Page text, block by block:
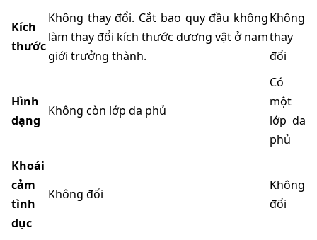
Kích
thước
Không thay đổi. Cắt bao quy đầu không
làm thay đổi kích thước dương vật ở nam
giới trưởng thành.
Không
thay
đổi
Hình
dạng
Không còn lớp da phủ
Có
một
lớp da
phủ
Khoái
cảm
tình
dục
Không đổi
Không
đổi